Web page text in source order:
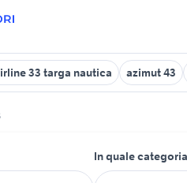
33 targa nautica azimut 43
In quale